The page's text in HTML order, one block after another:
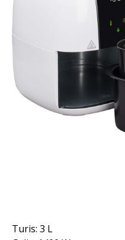
Turis: 3 L